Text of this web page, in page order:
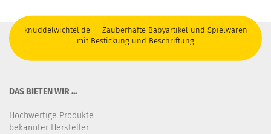
knuddelwichtel.de Zauberhafte Babyartikel und Spielwaren
mit Bestickung und Beschriftung
DAS BIETEN WIR ...
Hochwertige Produkte
bekannter Hersteller